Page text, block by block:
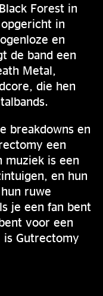
Forest in
in
en
de band een
Metal,
die hen
breakdowns en
een
muziek is een
en hun
ruwe
je een fan bent
voor een
Gutrectomy